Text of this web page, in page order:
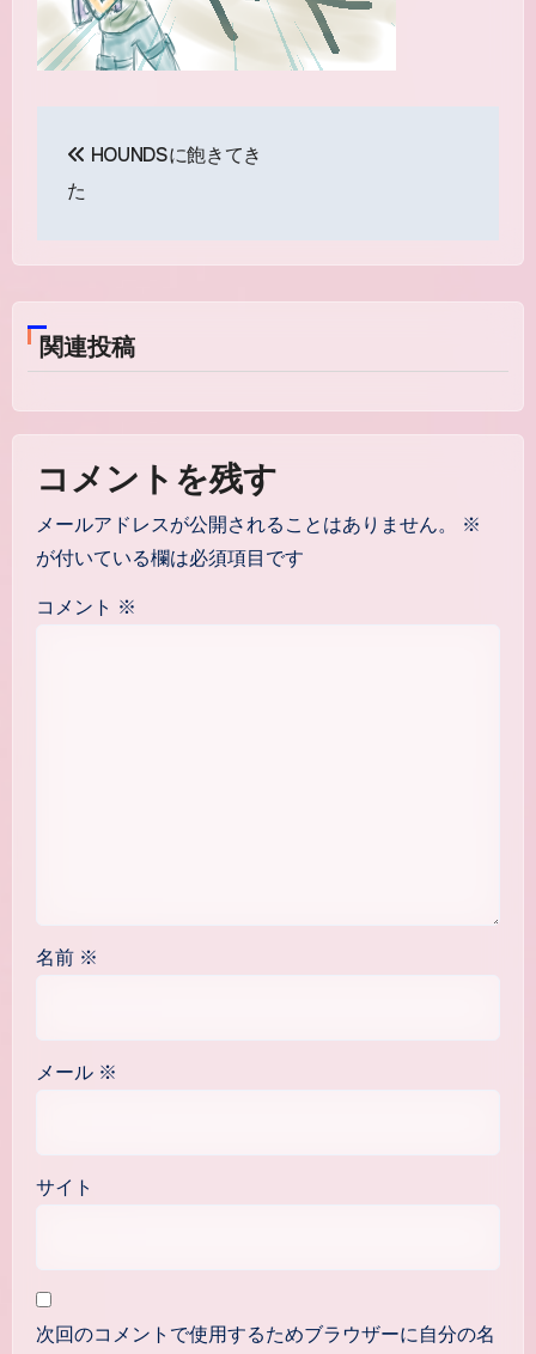
稿
ビ
ゲ
ー
シ
ョ
ン
HOUNDSに飽きてき
た
関連投稿
コメントを残す
メールアドレスが公開されることはありません。
※
が付いている欄は必須項目です
コメント ※
名前 ※
メール ※
サイト
次回のコメントで使用するためブラウザーに自分の名